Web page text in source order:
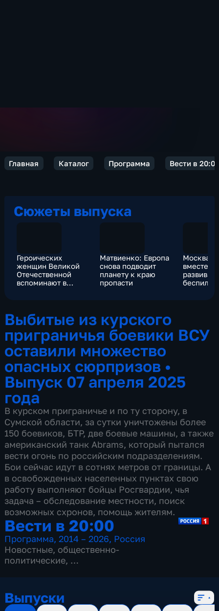
Главная Каталог Программа Вести в 20:00
Сюжеты выпуска
Героических
женщин Великой
Отечественной
вспоминают в
Матвиенко: Европа
снова подводит
планету к краю
пропасти
Москва и
вместе
Выбитые из курского
приграничья боевики ВСУ
оставили множество
опасных сюрпризов •
Выпуск 07 апреля 2025
года
В курском приграничье и по ту сторону, в
Сумской области, за сутки уничтожены более
150 боевиков, БТР, две боевые машины, а также
американский танк Abrams, который пытался
вести огонь по российским подразделениям.
Бои сейчас идут в сотнях метров от границы. А
в освобожденных населенных пунктах свою
работу выполняют бойцы Росгвардии, чья
задача – обследование местности, поиск
возможных схронов, помощь жителям.
Вести в 20:00
Программа,2014 – 2026, Россия
Новостные, общественно-
политические,
Выпуски